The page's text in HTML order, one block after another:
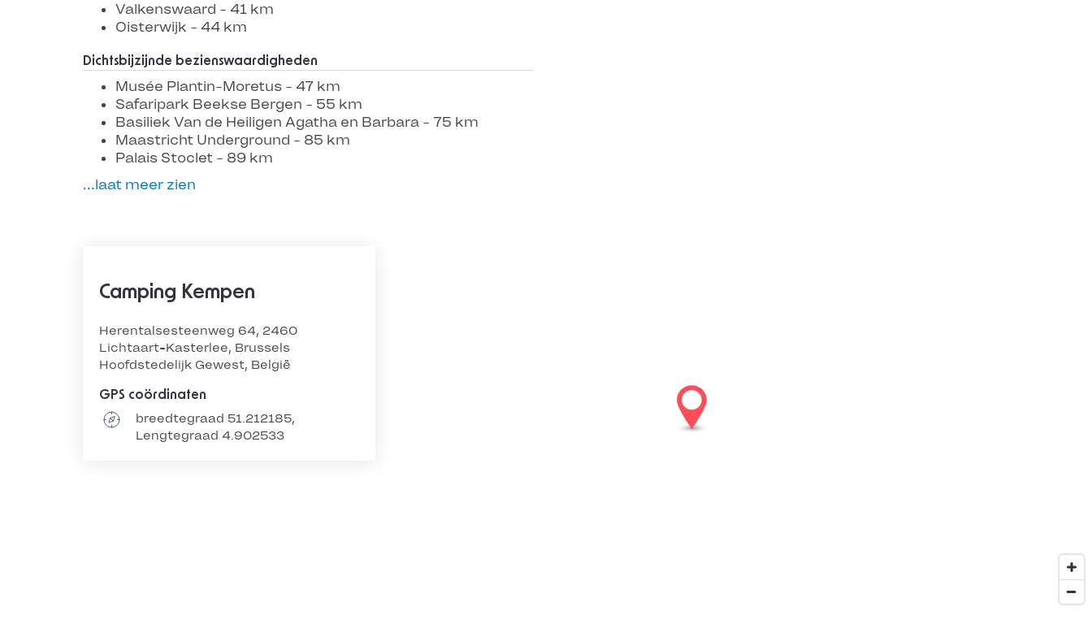
Valkenswaard - 41 km
Oisterwijk - 44 km
Dichtsbijzijnde bezienswaardigheden
Musée Plantin-Moretus - 47 km
Safaripark Beekse Bergen - 55 km
Basiliek Van de Heiligen Agatha en Barbara - 75 km
Maastricht Underground - 85 km
Palais Stoclet - 89 km
...laat meer zien
Camping Kempen
Herentalsesteenweg 64, 2460
Lichtaart-Kasterlee, Brussels
Hoofdstedelijk Gewest, België
GPS coördinaten
breedtegraad 51.212185,
Lengtegraad 4.902533